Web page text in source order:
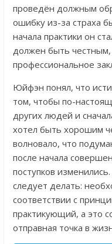
проведён должным
ошибку из-за страха
начала практики он
должен быть
профессиональное
Юйфэн понял, что
том, чтобы по-
других людей и
хотел быть хорошим
волновало, что
после начала
поступков
следует делать:
соответствии с
практикующий, а это
отправная точка в